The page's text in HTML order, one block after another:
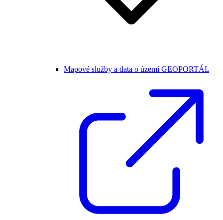
Mapové služby a data o území GEOPORTÁL